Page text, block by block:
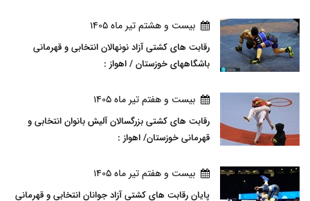
بيست و هشتم تير ماه 1405
رقابت های کشتی آزاد نونهالان انتخابی و قهرمانی
باشگاههای خوزستان / اهواز :
بيست و هفتم تير ماه 1405
رقابت های کشتی بزرگسالان آلیش بانوان انتخابی و
قهرمانی خوزستان/ اهواز :
بيست و هفتم تير ماه 1405
پایان رقابت های کشتی آزاد جوانان انتخابی و قهرمانی